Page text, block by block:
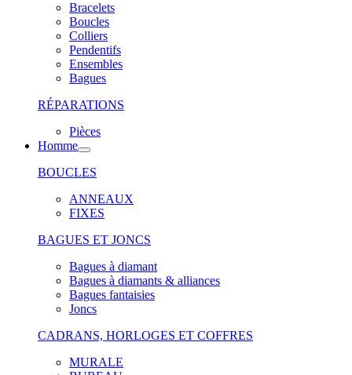
Bracelets
Boucles
Colliers
Pendentifs
Ensembles
Bagues
RÉPARATIONS
Pièces
Homme
BOUCLES
ANNEAUX
FIXES
BAGUES ET JONCS
Bagues à diamant
Bagues à diamants & alliances
Bagues fantaisies
Joncs
CADRANS, HORLOGES ET COFFRES
MURALE